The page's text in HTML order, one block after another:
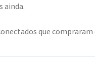
ainda.
que